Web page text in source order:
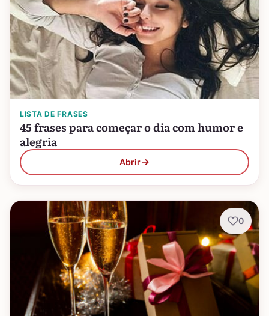
LISTA DE FRASES
45 frases para começar o dia com humor e
alegria
Abrir
0